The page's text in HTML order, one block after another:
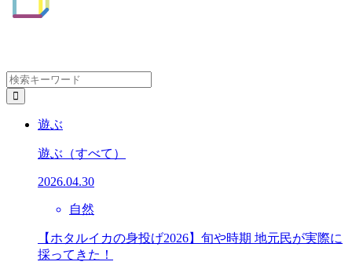
遊ぶ
遊ぶ （すべて）
2026.04.30
自然
【ホタルイカの身投げ2026】旬や時期 地元民が実際に
採ってきた！